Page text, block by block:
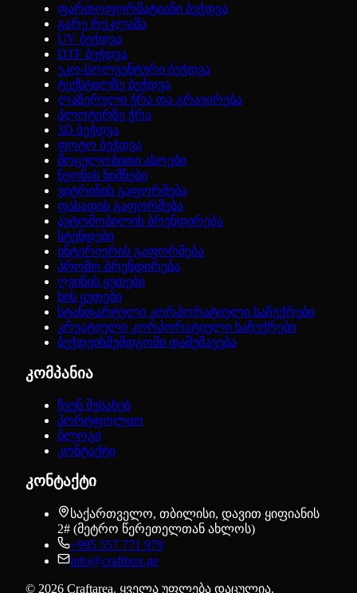
ფართოფორმატიანი ბეჭდვა
გარე რეკლამა
UV ბეჭდვა
DTF ბეჭდვა
ეკო-სოლვენტური ბეჭდვა
ტექსტილზე ბეჭდვა
ლაზერული ჭრა და გრავირება
პლოტერზე ჭრა
3D ბეჭდვა
ფოტო ბეჭდვა
მოცულობითი ასოები
ნეონის ნიშნები
ვიტრინის გაფორმება
ფასადის გაფორმება
ავტომობილის ბრენდირება
სტენდები
ინტერიერის გაფორმება
პრომო ბრენდირება
ღვინის ყუთები
ხის ყუთები
სტანდარტული კორპორატიული საჩუქრები
კრეატიული კორპორატიული საჩუქრები
ბეჭდვისშემდგომი დამუშავება
კომპანია
ჩვენ შესახებ
პორტფოლიო
ბლოგი
კონტაქტი
კონტაქტი
საქართველო, თბილისი, დავით ყიფიანის
2# (მეტრო წერეთელთან ახლოს)
+995 557 771 979
info@craftbox.ge
© 2026 Craftarea. ყველა უფლება დაცულია.